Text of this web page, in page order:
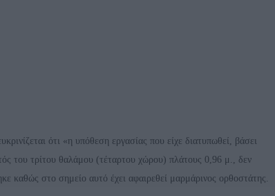
ότι «η υπόθεση εργασίας που είχε διατυπωθεί, βάσει
του τρίτου θαλάμου (τέταρτου χώρου) πλάτους 0,96 μ., δεν
καθώς στο σημείο αυτό έχει αφαιρεθεί μαρμάρινος ορθοστάτης.